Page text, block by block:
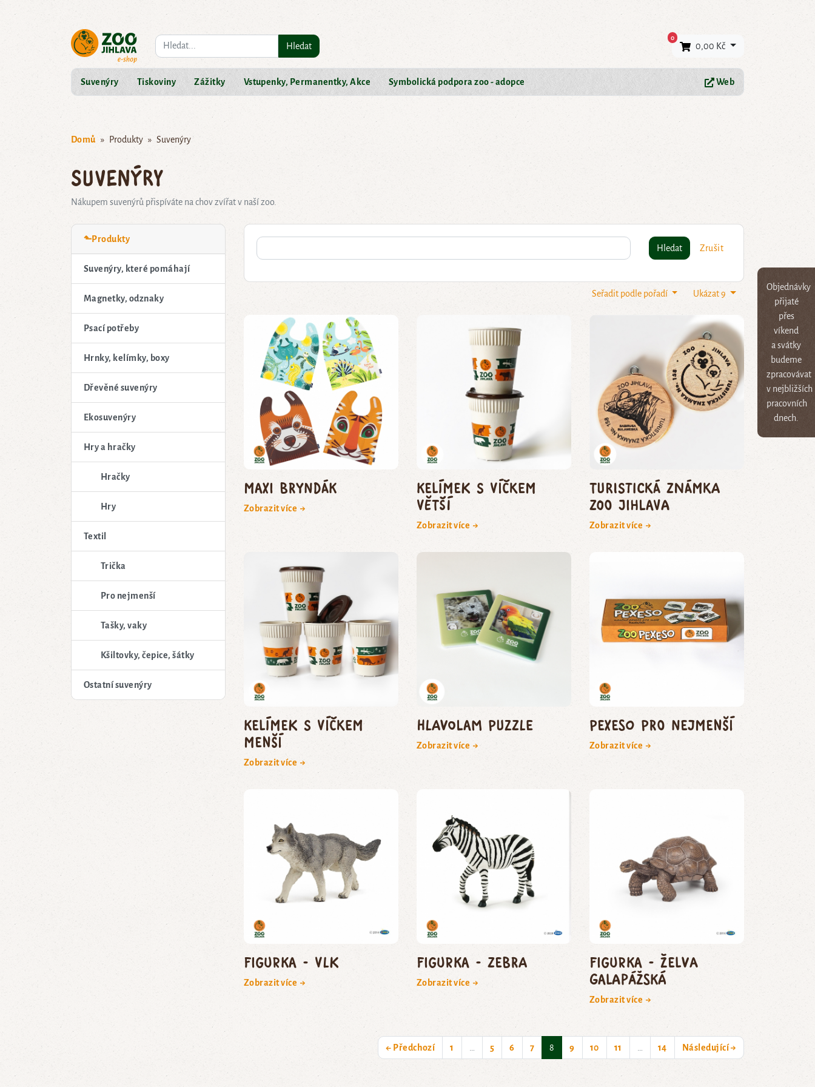
Objednávky
přijaté
přes
víkend
a svátky
budeme
zpracovávat
v nejbližších
pracovních
dnech.
Co hledáte? Hledat
0×
0,00 Kč
Suvenýry Tiskoviny Zážitky Vstupenky, Permanentky, Akce Symbolická podpora zoo - adopce Web
Domů Produkty Suvenýry
Suvenýry
Nákupem suvenýrů přispíváte na chov zvířat v naší zoo.
⬑Produkty
Suvenýry, které pomáhají
Magnetky, odznaky
Psací potřeby
Hrnky, kelímky, boxy
Dřevěné suvenýry
Ekosuvenýry
Hry a hračky
Hračky
Hry
Textil
Trička
Pro nejmenší
Tašky, vaky
Kšiltovky, čepice, šátky
Ostatní suvenýry
Hledat Zrušit
Ukázat 9
Seřadit podle pořadí
Maxi bryndák
Zobrazit více →
Kelímek s víčkem
větší
Zobrazit více →
Turistická známka
Zoo Jihlava
Zobrazit více →
Kelímek s víčkem
menší
Zobrazit více →
Hlavolam puzzle
Zobrazit více →
Pexeso pro nejmenší
Zobrazit více →
Figurka - vlk
Zobrazit více →
Figurka - zebra
Zobrazit více →
Figurka - želva
galapážská
Zobrazit více →
← Předchozí 1 5 6 7 8 (current)
9 10 11 14 Následující →